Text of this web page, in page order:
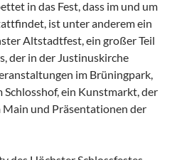
in das Fest, dass im und um
ist unter anderem ein
Altstadtfest, ein großer Teil
der in der Justinuskirche
im Brüningpark,
Schlosshof, ein Kunstmarkt, der
und Präsentationen der